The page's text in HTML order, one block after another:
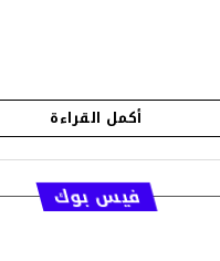
أكمل القراءة
فيس بوك